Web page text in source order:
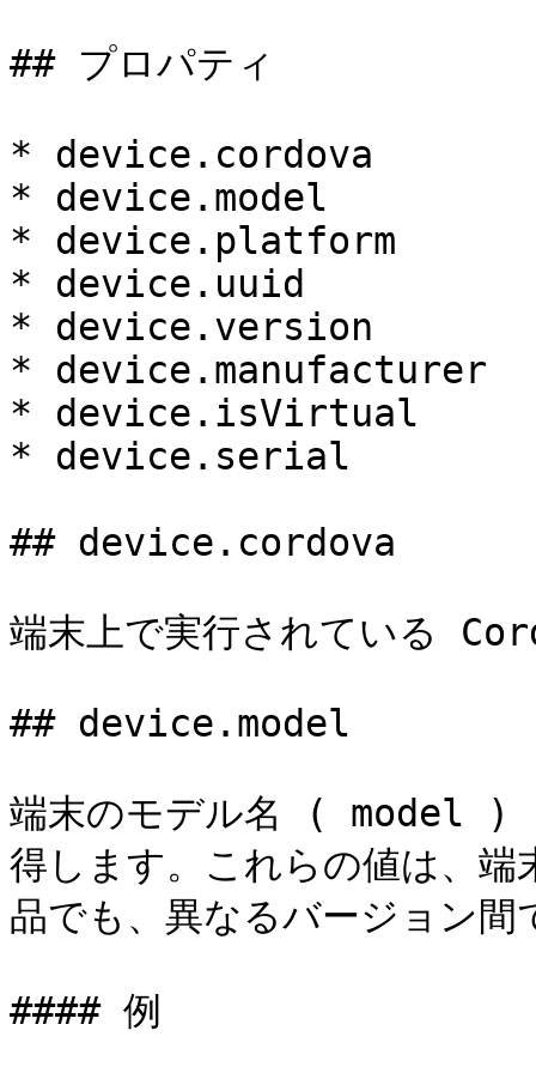
## プロパティ
* device.cordova
* device.model
* device.platform
* device.uuid
* device.version
* device.manufacturer
* device.isVirtual
* device.serial
## device.cordova
端末上で実行されている
## device.model
端末のモデル名 ( model
得します。これらの値は、端
品でも、異なるバージョン
#### 例